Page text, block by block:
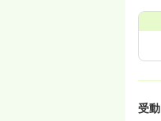
受